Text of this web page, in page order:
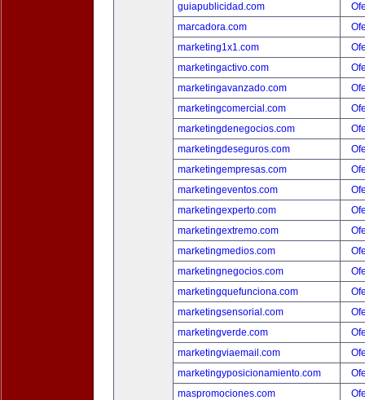
guiapublicidad.com
marcadora.com
marketing1x1.com
marketingactivo.com
marketingavanzado.com
marketingcomercial.com
marketingdenegocios.com
marketingdeseguros.com
marketingempresas.com
marketingeventos.com
marketingexperto.com
marketingextremo.com
marketingmedios.com
marketingnegocios.com
marketingquefunciona.com
marketingsensorial.com
marketingverde.com
marketingviaemail.com
marketingyposicionamiento.com
maspromociones.com